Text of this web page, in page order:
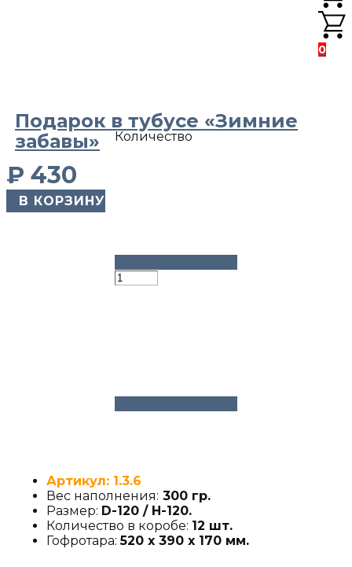
0
Подарок в тубусе «Зимние
забавы»
₽ 430
​ В КОРЗИНУ
Количество
Артикул: 1.3.6
Вес наполнения: 300 гр.
Размер: D-120 / H-120.
Количество в коробе: 12 шт.
Гофротара:520 х 390 х 170 мм.